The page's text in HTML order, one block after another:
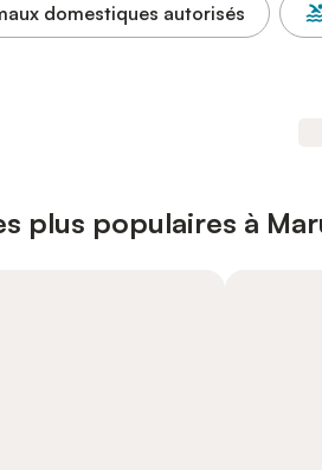
domestiques autorisés
plus populaires à